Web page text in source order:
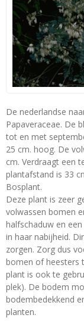
De nederlandse
Papaveraceae. De
tot en met
25 cm. hoog. De
cm. Verdraagt een
plantafstand is 33
Bosplant.
Deze plant is zeer
volwassen bomen
halfschaduw en
in haar nabijheid.
zorgen. Zorg dus
bomen of heesters
plant is ook te
plek). De bodem
bodembedekkend
planten.